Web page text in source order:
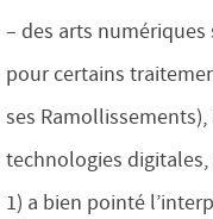
– des arts
pour certains
ses
technologies
1) a bien pointé